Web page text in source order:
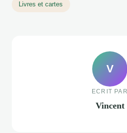
Livres et cartes
V
ECRIT PAR
Vincent